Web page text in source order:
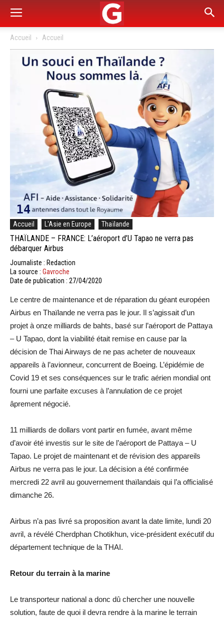
Accueil Accueil
Accueil L'Asie en Europe Thaïlande
THAÏLANDE – FRANCE: L’aéroport d’U Tapao ne verra pas
débarquer Airbus
Journaliste : Redaction
La source : Gavroche
Date de publication : 27/04/2020
Le centre de maintenance et de réparation du géant européen
Airbus en Thaïlande ne verra pas le jour. Il s’agissait d’un
projet à onze milliards de bahts, basé sur l’aéroport de Pattaya
– U Tapao, dont la viabilité était remise en cause par la
décision de Thai Airways de ne pas acheter de nouveaux
appareils à l’avionneur, concurrent de Boeing. L’épidémie de
Covid 19 et ses conséquences sur le trafic aérien mondial ont
fourni une parfaite excuses à l’annulation de ce projet
âprement négocié.
11 milliards de dollars vont partir en fumée, avant même
d’avoir été investis sur le site de l’aéroport de Pattaya – U
Tapao. Le projet de maintenant et de révision des appareils
Airbus ne verra pas le jour. La décision a été confirmée
mercredi 22 avril au gouvernement thaïlandais qui l’a officialisé
dimanche 26.
Airbus n’a pas livré sa proposition avant la date limite, lundi 20
avril, a révélé Cherdphan Chotikhun, vice-président exécutif du
département technique de la THAI.
Retour du terrain à la marine
Le transporteur national a donc dû chercher une nouvelle
solution, faute de quoi il devra rendre à la marine le terrain